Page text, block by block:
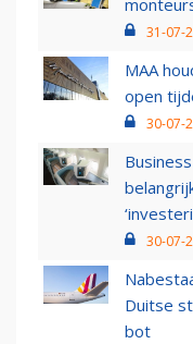
31-07-
MAA
open
30-07-
30-07-
Duitse
bot